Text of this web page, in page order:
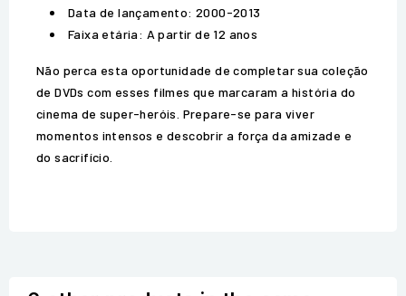
Data de lançamento: 2000-2013
Faixa etária: A partir de 12 anos
Não perca esta oportunidade de completar sua coleção
de DVDs com esses filmes que marcaram a história do
cinema de super-heróis. Prepare-se para viver
momentos intensos e descobrir a força da amizade e
do sacrifício.